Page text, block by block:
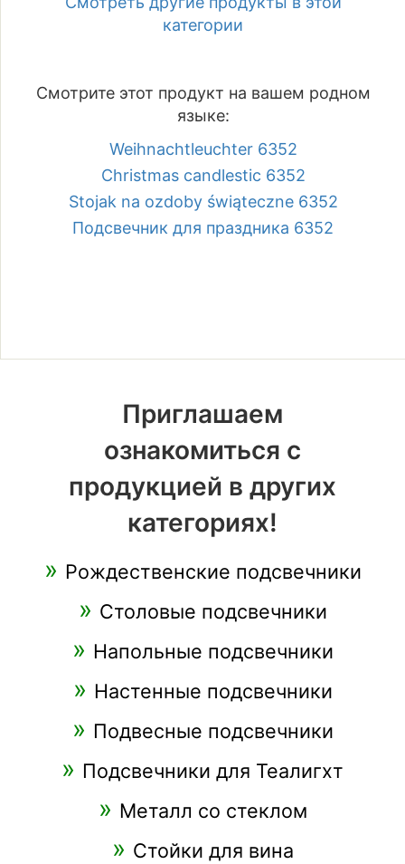
категории
Смотрите этот продукт на вашем родном
языке:
Weihnachtleuchter 6352
Christmas candlestic 6352
Stojak na ozdoby świąteczne 6352
Подсвечник для праздника 6352
Приглашаем
ознакомиться с
продукцией в других
категориях!
Рождественские подсвечники
Столовые подсвечники
Напольные подсвечники
Настенные подсвечники
Подвесные подсвечники
Подсвечники для Теалигхт
Металл со стеклом
Стойки для вина